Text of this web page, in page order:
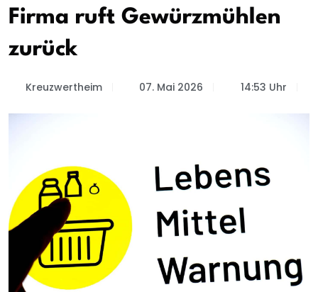
Firma ruft Gewürzmühlen
zurück
Kreuzwertheim 07. Mai 2026 14:53 Uhr